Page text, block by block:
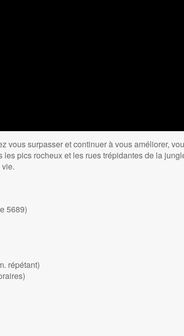
vous surpasser et continuer à vous améliorer,
pics rocheux et les rues trépidantes de la
5689)
répétant)